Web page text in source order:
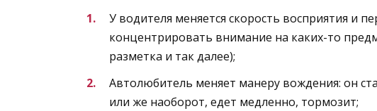
У водителя меняется скорость восприятия и
концентрировать внимание на каких-то
разметка и так далее);
Автолюбитель меняет манеру вождения: он
или же наоборот, едет медленно, тормозит;